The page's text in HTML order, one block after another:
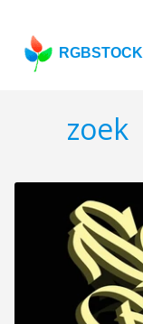
RGBSTOCK
zoek